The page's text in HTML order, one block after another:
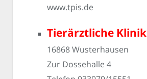
www.tpis.de
Tierärztliche Klinik
16868 Wusterhausen
Zur Dossehalle 4